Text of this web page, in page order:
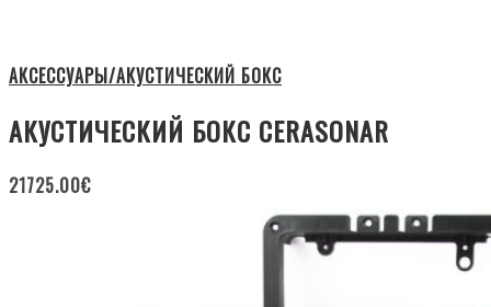
АКСЕССУАРЫ/АКУСТИЧЕСКИЙ БОКС
АКУСТИЧЕСКИЙ БОКС CERASONAR
21725.00€